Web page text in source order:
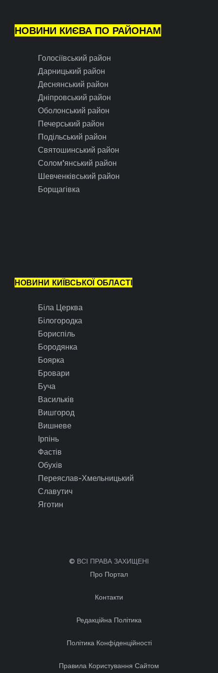
НОВИНИ КИЄВА ПО РАЙОНАМ
Голосіївський район
Дарницький район
Деснянський район
Дніпровський район
Оболонський район
Печерський район
Подільський район
Святошинський район
Солом’янський район
Шевченківський район
Борщагівка
НОВИНИ КИЇВСЬКОЇ ОБЛАСТІ
Біла Церква
Білогородка
Бориспіль
Бородянка
Боярка
Бровари
Буча
Васильків
Вишгород
Вишневе
Ірпінь
Фастів
Обухів
Переяслав-Хмельницький
Славутич
Яготин
© ВСІ ПРАВА ЗАХИЩЕНІ
Про Портал
Контакти
Редакційна Політика
Політика Конфіденційності
Правила Користування Сайтом